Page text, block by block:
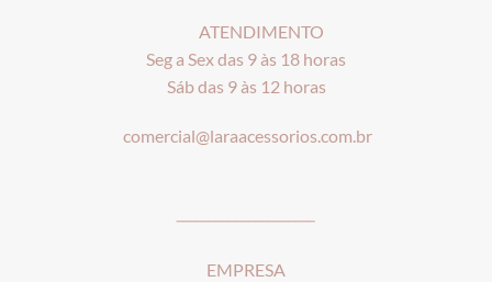
ATENDIMENTO
Seg a Sex das 9 às 18 horas
Sáb das 9 às 12 horas
comercial@laraacessorios.com.br
EMPRESA